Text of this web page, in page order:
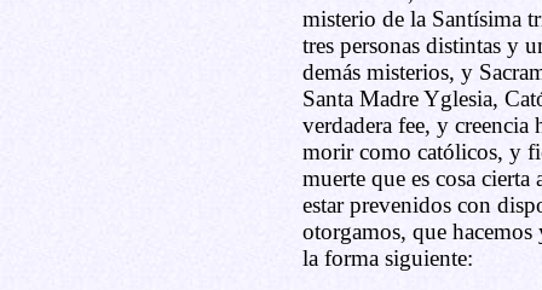
misterio de la Santísima
tres personas distintas y
demás misterios, y
Santa Madre Yglesia,
verdadera fee, y
morir como católicos, y
muerte que es cosa
estar prevenidos con
otorgamos, que hacemos
la forma siguiente: